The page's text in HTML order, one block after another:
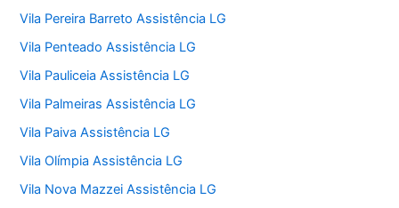
Vila Pereira Barreto Assistência LG
Vila Penteado Assistência LG
Vila Pauliceia Assistência LG
Vila Palmeiras Assistência LG
Vila Paiva Assistência LG
Vila Olímpia Assistência LG
Vila Nova Mazzei Assistência LG